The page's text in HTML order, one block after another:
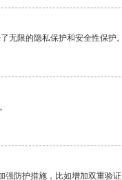
无限的隐私保护和安全性保护
强防护措施，比如增加双重验